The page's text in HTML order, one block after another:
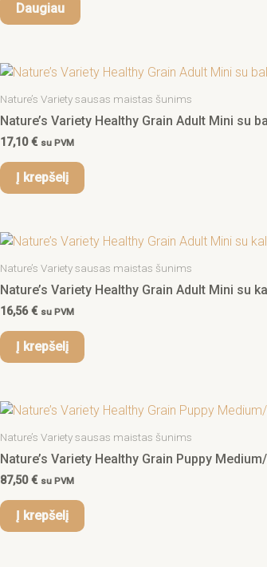
Daugiau
Nature’s Variety sausas maistas šunims
Nature’s Variety Healthy Grain Adult Mini su
17,10€ su PVM
Į krepšelį
Nature’s Variety sausas maistas šunims
Nature’s Variety Healthy Grain Adult Mini su
16,56€ su PVM
Į krepšelį
Nature’s Variety sausas maistas šunims
Nature’s Variety Healthy Grain Puppy
87,50€ su PVM
Į krepšelį